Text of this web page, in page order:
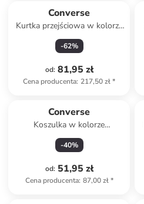
Converse
Kurtka przejściowa w kolorze
jasnobrązowym
-62%
od: 81,95 zł
Cena producenta: 217,50 zł*
Converse
Koszulka w kolorze
kremowym
-40%
od: 51,95 zł
Cena producenta: 87,00 zł*